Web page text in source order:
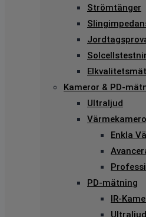
Strömtänger
Kameror & PD-
Ultraljud
Enkla
PD-mätning
IR-